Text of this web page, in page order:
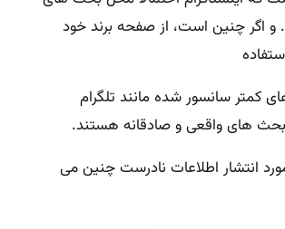
اگر چنین است، از صفحه برند خود
کمتر سانسور شده مانند تلگرام
بحث های واقعی و صادقانه هستند.
انتشار اطلاعات نادرست چنین می